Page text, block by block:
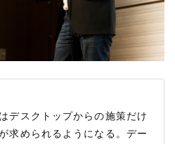
デスクトップからの施策だけ
求められるようになる。デー